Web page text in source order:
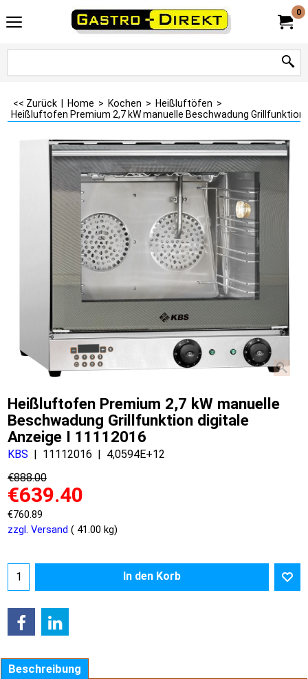
0
<< Zurück Home > Kochen > Heißluftöfen >
Heißluftofen Premium 2,7 kW manuelle Beschwadung Grillfunktion
Heißluftofen Premium 2,7 kW manuelle
Beschwadung Grillfunktion digitale
Anzeige I 11112016
KBS 11112016
4,0594E+12
€888.00
€639.40
€760.89
zzgl. Versand
41.00 kg
In den Korb
Beschreibung